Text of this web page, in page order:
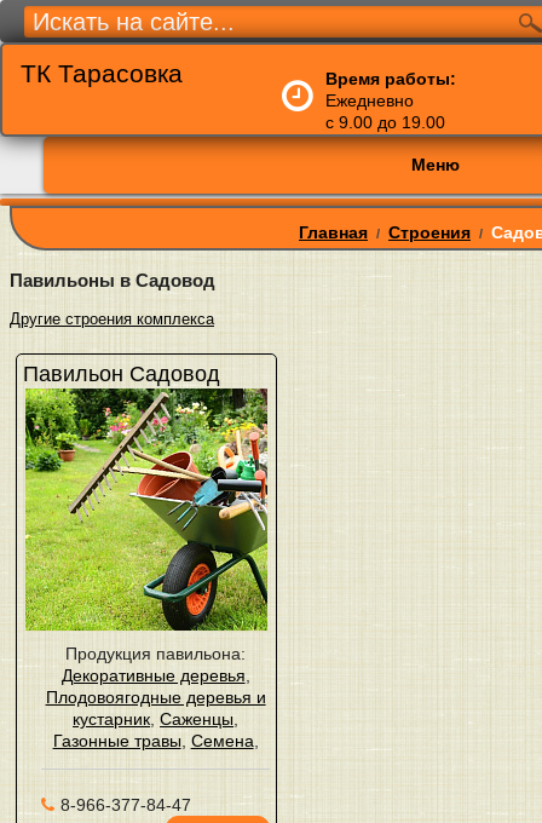
ТК Тарасовка
Время работы:
Ежедневно
с 9.00 до 19.00
Меню
Главная / Строения /
Павильоны в Садовод
Другие строения комплекса
Павильон Садовод
Продукция павильона:
Декоративные деревья,
Плодовоягодные деревья и
кустарник,Саженцы,
Газонные травы, Семена,
8-966-377-84-47